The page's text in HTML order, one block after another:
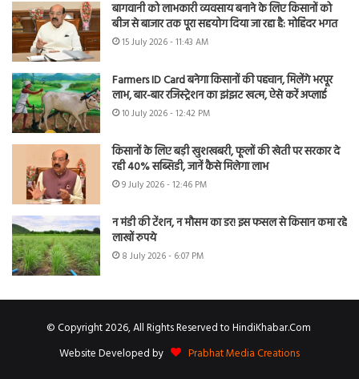
बागवानी को लाभकारी व्यवसाय बनाने के लिए किसानों को
बीज से बाजार तक पूरा सहयोग दिया जा रहा है: मोहिंदर भगत
15 July 2026 - 11:43 AM
Farmers ID Card बनेगा किसानों की पहचान, मिलेंगे भरपूर
लाभ, बार-बार रजिस्ट्रेशन का झंझट खत्म, ऐसे करें अप्लाई
10 July 2026 - 12:42 PM
किसानों के लिए बड़ी खुशखबरी, फूलों की खेती पर सरकार दे
रही 40% सब्सिडी, जानें कैसे मिलेगा लाभ
9 July 2026 - 12:46 PM
न मंडी की टेंशन, न मौसम का डर! इस फसल से किसान कमा रहे
लाखों रुपये
8 July 2026 - 6:07 PM
© Copyright 2026, All Rights Reserved to HindiKhabar.Com
Website Developed by
Prabhat Media Creations